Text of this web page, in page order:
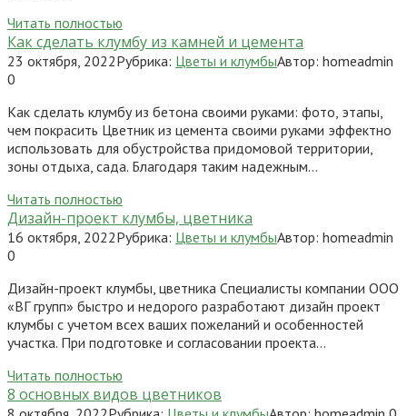
Читать полностью
Как сделать клумбу из камней и цемента
23 октября, 2022Рубрика: Цветы и клумбыАвтор: homeadmin
0
Как сделать клумбу из бетона своими руками: фото, этапы,
чем покрасить Цветник из цемента своими руками эффектно
использовать для обустройства придомовой территории,
зоны отдыха, сада. Благодаря таким надежным…
Читать полностью
Дизайн-проект клумбы, цветника
16 октября, 2022Рубрика: Цветы и клумбыАвтор: homeadmin
0
Дизайн-проект клумбы, цветника Специалисты компании ООО
«ВГ групп» быстро и недорого разработают дизайн проект
клумбы с учетом всех ваших пожеланий и особенностей
участка. При подготовке и согласовании проекта…
Читать полностью
8 основных видов цветников